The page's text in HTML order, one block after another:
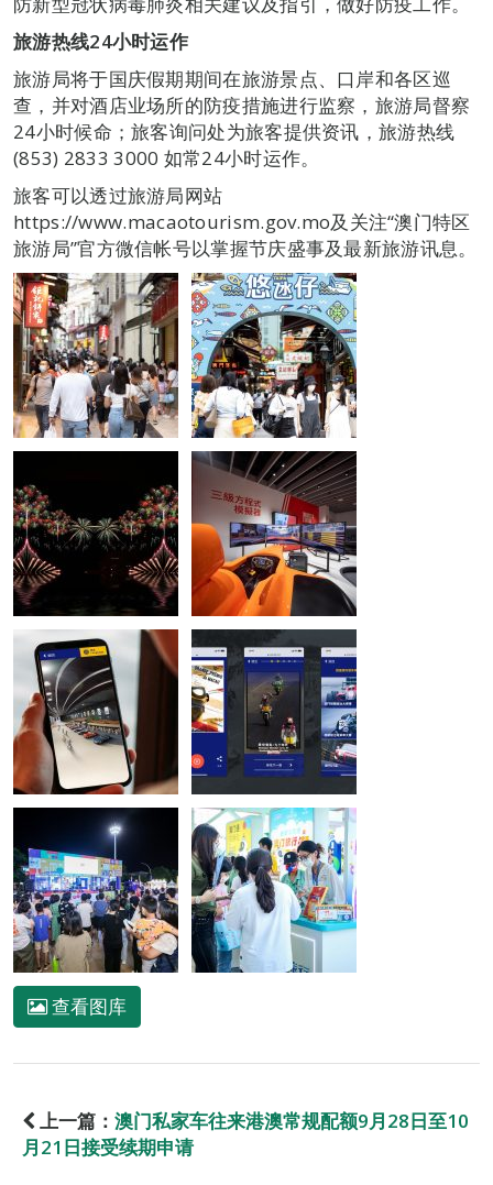
旅游热线24小时运作
旅游局将于国庆假期期间在旅游景点、口岸和各区巡
查，并对酒店业场所的防疫措施进行监察，旅游局督察
24小时候命；旅客询问处为旅客提供资讯，旅游热线
(853) 2833 3000 如常24小时运作。
旅客可以透过旅游局网站
https://www.macaotourism.gov.mo及关注“澳门特区
旅游局”官方微信帐号以掌握节庆盛事及最新旅游讯息。
查看图库
上一篇： 澳门私家车往来港澳常规配额9月28日至10
月21日接受续期申请